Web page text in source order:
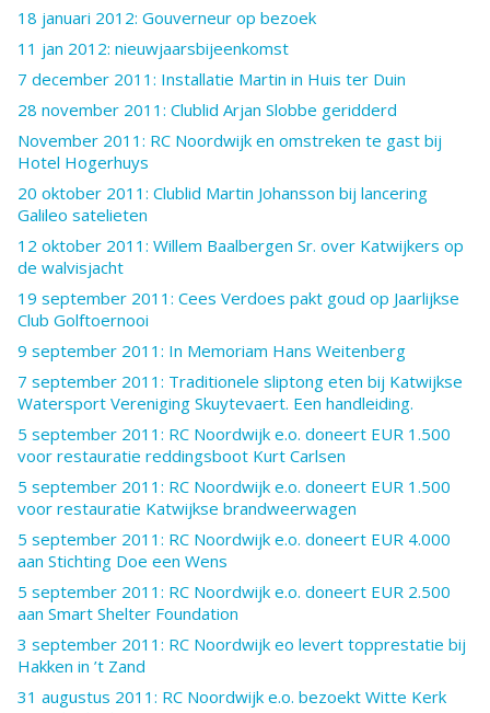
18 januari 2012: Gouverneur op bezoek
11 jan 2012: nieuwjaarsbijeenkomst
7 december 2011: Installatie Martin in Huis ter Duin
28 november 2011: Clublid Arjan Slobbe geridderd
November 2011: RC Noordwijk en omstreken te gast bij
Hotel Hogerhuys
20 oktober 2011: Clublid Martin Johansson bij lancering
Galileo satelieten
12 oktober 2011: Willem Baalbergen Sr. over Katwijkers op
de walvisjacht
19 september 2011: Cees Verdoes pakt goud op Jaarlijkse
Club Golftoernooi
9 september 2011: In Memoriam Hans Weitenberg
7 september 2011: Traditionele sliptong eten bij Katwijkse
Watersport Vereniging Skuytevaert. Een handleiding.
5 september 2011: RC Noordwijk e.o. doneert EUR 1.500
voor restauratie reddingsboot Kurt Carlsen
5 september 2011: RC Noordwijk e.o. doneert EUR 1.500
voor restauratie Katwijkse brandweerwagen
5 september 2011: RC Noordwijk e.o. doneert EUR 4.000
aan Stichting Doe een Wens
5 september 2011: RC Noordwijk e.o. doneert EUR 2.500
aan Smart Shelter Foundation
3 september 2011: RC Noordwijk eo levert topprestatie bij
Hakken in ’t Zand
31 augustus 2011: RC Noordwijk e.o. bezoekt Witte Kerk